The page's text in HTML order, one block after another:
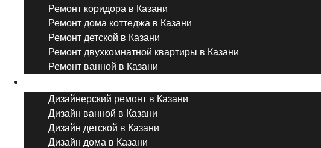
Ремонт коридора в Казани
Ремонт дома коттеджа в Казани
Ремонт детской в Казани
Ремонт двухкомнатной квартиры в Казани
Ремонт ванной в Казани
Дизайнерский ремонт в Казани
Дизайн ванной в Казани
Дизайн детской в Казани
Дизайн дома в Казани